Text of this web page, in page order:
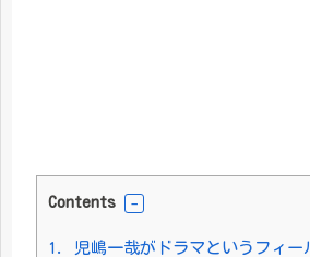
Contents
1.
児嶋一哉がドラマというフィー